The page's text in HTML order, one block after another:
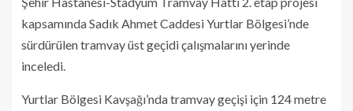
kapsamında Sadık Ahmet Caddesi Yurtlar Bölgesi’nde
sürdürülen tramvay üst geçidi çalışmalarını yerinde
inceledi.
Yurtlar Bölgesi Kavşağı’nda tramvay geçişi için 124 metre